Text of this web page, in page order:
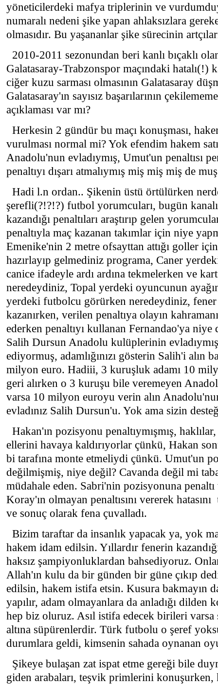
yöneticilerdeki mafya triplerinin ve
numaralı nedeni şike yapan ahlaksızlara
olmasıdır. Bu yaşananlar şike sürecinin
2010-2011 sezonundan beri kanlı bıçaklı
Galatasaray-Trabzonspor maçındaki hatalı(!)
ciğer kuzu sarması olmasının Galatasaray
Galatasaray'ın sayısız başarılarının
açıklaması var mı?
Herkesin 2 gündür bu maçı konuşması,
vurulması normal mi? Yok efendim hakem
Anadolu'nun evladıymış, Umut'un penaltısı
penaltıyı dışarı atmalıymış miş miş miş de
Hadi l.n ordan.. Şikenin üstü örtülürken
şerefli(?!?!?) futbol yorumcuları, bugün
kazandığı penaltıları araştırıp gelen
penaltıyla maç kazanan takımlar için niye
Emenike'nin 2 metre ofsayttan attığı goller
hazırlayıp gelmediniz programa, Caner
canice ifadeyle ardı ardına tekmelerken ve
neredeydiniz, Topal yerdeki oyuncunun
yerdeki futbolcu görürken neredeydiniz, fener
kazanırken, verilen penaltıya olayın
ederken penaltıyı kullanan Fernandao'ya niye
Salih Dursun Anadolu kulüplerinin
ediyormuş, adamlığınızı gösterin Salih'i alın
milyon euro. Hadiii, 3 kuruşluk adamı 10
geri alırken o 3 kuruşu bile veremeyen
varsa 10 milyon euroyu verin alın
evladınız Salih Dursun'u. Yok ama sizin
Hakan'ın pozisyonu penaltıymışmış,
ellerini havaya kaldırıyorlar çünkü, Hakan
bi tarafına monte etmeliydi çünkü. Umut'un
değilmişmiş, niye değil? Cavanda değil mi
müdahale eden. Sabri'nin pozisyonuna
Koray'ın olmayan penaltısını vererek
ve sonuç olarak fena çuvalladı.
Bizim taraftar da insanlık yapacak ya, yok
hakem idam edilsin. Yıllardır fenerin
haksız şampiyonluklardan bahsediyoruz.
Allah'ın kulu da bir günden bir güne çıkıp
edilsin, hakem istifa etsin. Kusura bakmayın
yapılır, adam olmayanlara da anladığı dilden
hep biz oluruz. Asıl istifa edecek birileri varsa
altına süpürenlerdir. Türk futbolu o şeref
durumlara geldi, kimsenin sahada oynanan
Şikeye bulaşan zat ispat etme gereği bile
giden arabaları, teşvik primlerini konuşurken,